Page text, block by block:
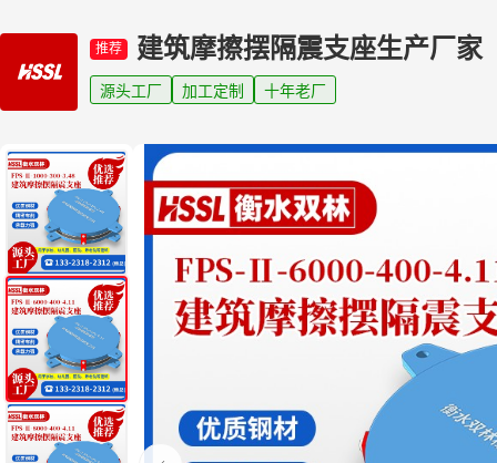
推荐 建筑摩擦摆隔震支座生产厂家
源头工厂 加工定制 十年老厂